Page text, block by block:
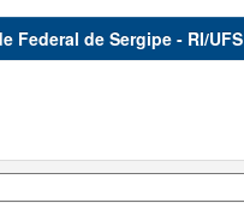
Federal de Sergipe - RI/UFS